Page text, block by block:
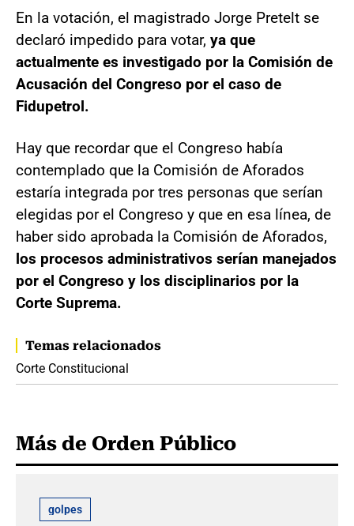
En la votación, el magistrado Jorge Pretelt se
declaró impedido para votar, ya que
actualmente es investigado por la Comisión de
Acusación del Congreso por el caso de
Fidupetrol.
Hay que recordar que el Congreso había
contemplado que la Comisión de Aforados
estaría integrada por tres personas que serían
elegidas por el Congreso y que en esa línea, de
haber sido aprobada la Comisión de Aforados,
los procesos administrativos serían manejados
por el Congreso y los disciplinarios por la
Corte Suprema.
Temas relacionados
Corte Constitucional
Más de Orden Público
golpes